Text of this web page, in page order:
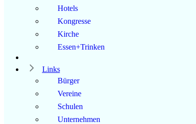
Hotels
Kongresse
Kirche
Essen+Trinken
Links
Bürger
Vereine
Schulen
Unternehmen